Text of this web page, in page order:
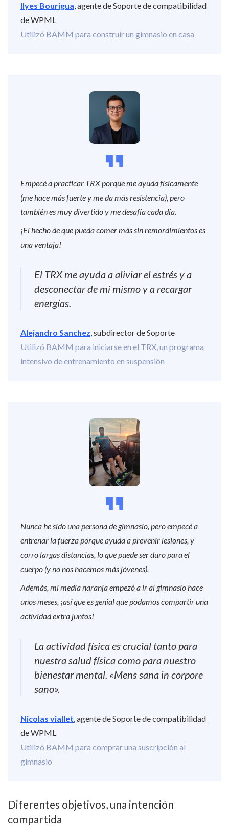
Ilyes Bourigua , agente de Soporte de compatibilidad
de WPML
Utilizó BAMM para construir un gimnasio en casa
Empecé a practicar TRX porque me ayuda físicamente
(me hace más fuerte y me da más resistencia), pero
también es muy divertido y me desafía cada día.
¡El hecho de que pueda comer más sin remordimientos es
una ventaja!
El TRX me ayuda a aliviar el estrés y a
desconectar de mí mismo y a recargar
energías.
Alejandro Sanchez, subdirector de Soporte
Utilizó BAMM para iniciarse en el TRX, un programa
intensivo de entrenamiento en suspensión
Nunca he sido una persona de gimnasio, pero empecé a
entrenar la fuerza porque ayuda a prevenir lesiones, y
corro largas distancias, lo que puede ser duro para el
cuerpo (y no nos hacemos más jóvenes).
Además, mi media naranja empezó a ir al gimnasio hace
unos meses, ¡así que es genial que podamos compartir una
actividad extra juntos!
La actividad física es crucial tanto para
nuestra salud física como para nuestro
bienestar mental. «Mens sana in corpore
sano».
Nicolas viallet , agente de Soporte de compatibilidad
de WPML
Utilizó BAMM para comprar una suscripción al
gimnasio
Diferentes objetivos, una intención
compartida